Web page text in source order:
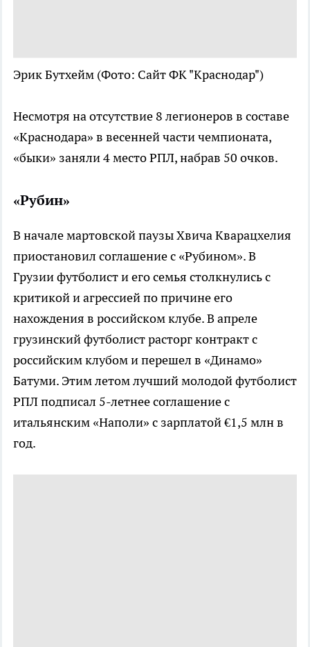
Эрик Бутхейм (Фото: Сайт ФК "Краснодар")
Несмотря на отсутствие 8 легионеров в составе
«Краснодара» в весенней части чемпионата,
«быки» заняли 4 место РПЛ, набрав 50 очков.
«Рубин»
В начале мартовской паузы Хвича Кварацхелия
приостановил соглашение с «Рубином». В
Грузии футболист и его семья столкнулись с
критикой и агрессией по причине его
нахождения в российском клубе. В апреле
грузинский футболист расторг контракт с
российским клубом и перешел в «Динамо»
Батуми. Этим летом лучший молодой футболист
РПЛ подписал 5-летнее соглашение с
итальянским «Наполи» с зарплатой €1,5 млн в
год.